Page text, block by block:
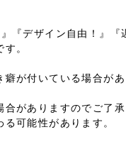
『デザイン自由！』
。
が付いている場合が
がありますのでご了承
可能性があります。